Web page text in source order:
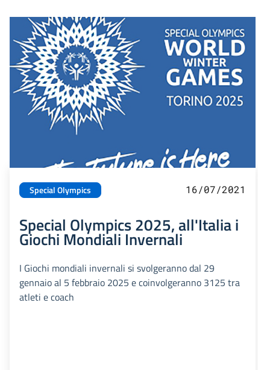
Special Olympics 16/07/2021
Special Olympics 2025, all'Italia i
Giochi Mondiali Invernali
I Giochi mondiali invernali si svolgeranno dal 29
gennaio al 5 febbraio 2025 e coinvolgeranno 3125 tra
atleti e coach